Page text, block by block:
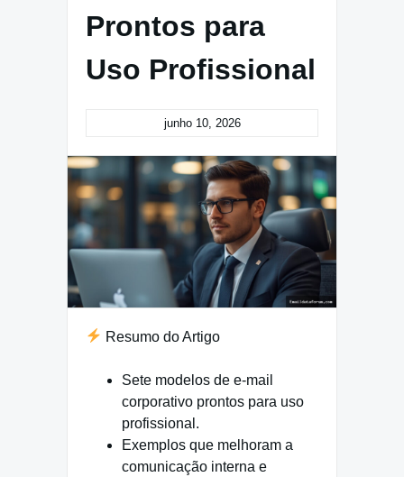
Prontos para
Uso Profissional
junho 10, 2026
Resumo do Artigo
Sete modelos de e-mail
corporativo prontos para uso
profissional.
Exemplos que melhoram a
comunicação interna e